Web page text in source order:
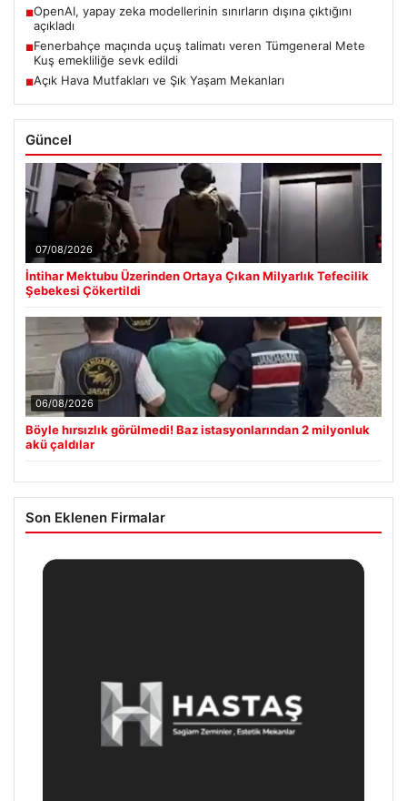
■OpenAI, yapay zeka modellerinin sınırların dışına çıktığını
açıkladı
■Fenerbahçe maçında uçuş talimatı veren Tümgeneral Mete
Kuş emekliliğe sevk edildi
■Açık Hava Mutfakları ve Şık Yaşam Mekanları
Güncel
07/08/2026
İntihar Mektubu Üzerinden Ortaya Çıkan Milyarlık Tefecilik
Şebekesi Çökertildi
06/08/2026
Böyle hırsızlık görülmedi! Baz istasyonlarından 2 milyonluk
akü çaldılar
Son Eklenen Firmalar